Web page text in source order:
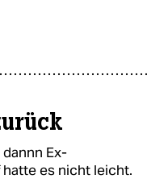
Ex-
es nicht leicht.